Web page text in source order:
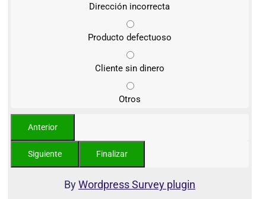
Dirección incorrecta
Producto defectuoso
Cliente sin dinero
Otros
ByWordpress Survey plugin